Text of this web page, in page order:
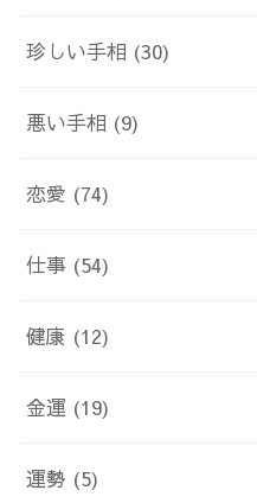
珍しい手相 (30)
悪い手相 (9)
恋愛 (74)
仕事 (54)
健康 (12)
金運 (19)
運勢 (5)